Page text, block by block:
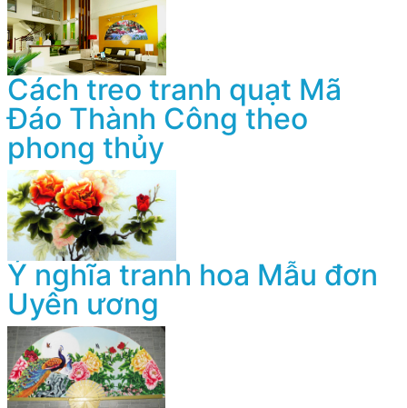
Cách treo tranh quạt Mã
Đáo Thành Công theo
phong thủy
Ý nghĩa tranh hoa Mẫu đơn
Uyên ương